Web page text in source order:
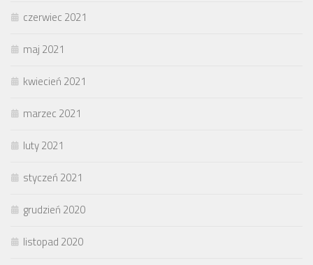
czerwiec 2021
maj 2021
kwiecień 2021
marzec 2021
luty 2021
styczeń 2021
grudzień 2020
listopad 2020